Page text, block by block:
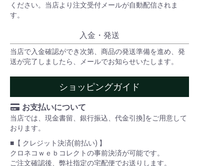
ください。当店より注文受付メールが自動配信されま
す。
入金・発送
当店で入金確認ができ次第、商品の発送準備を進め、発
送が完了しましたら、メールでお知らせいたします。
ショッピングガイド
お支払いについて
当店では、現金書留、銀行振込、代金引換]をご用意して
おります。
■【 クレジット決済(前払い) 】
クロネコｗｅｂコレクトの事前決済が可能です。
ご注文確認後、弊社指定の宅配便でお送りします。